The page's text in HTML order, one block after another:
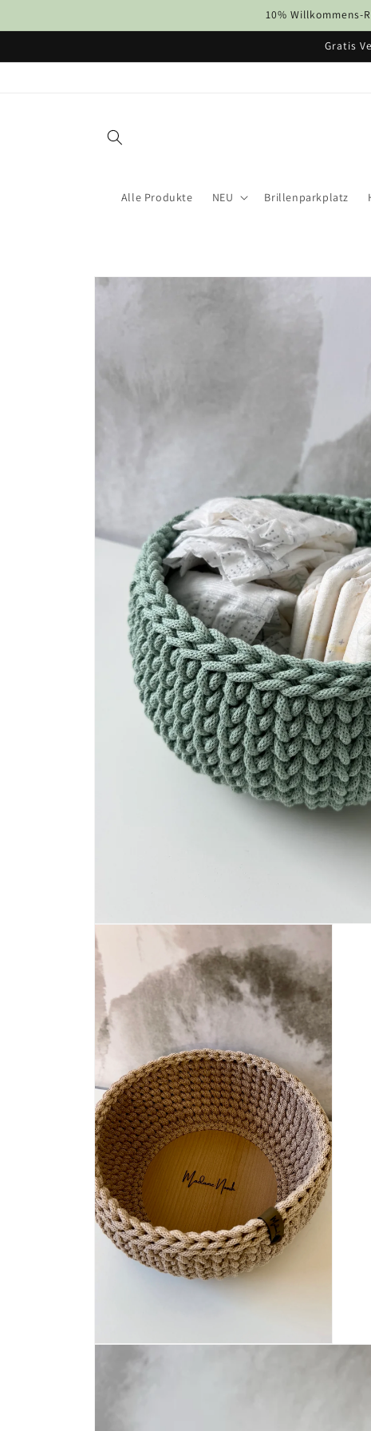
Inhalt
10% Willkommens-
Gratis
Alle Produkte NEU Brillenparkplatz
Zu